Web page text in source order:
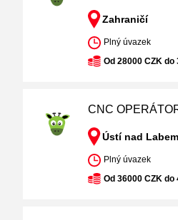
Zahraničí
Plný úvazek
Od 28000 CZK do
CNC
Ústí nad
Plný úvazek
Od 36000 CZK do